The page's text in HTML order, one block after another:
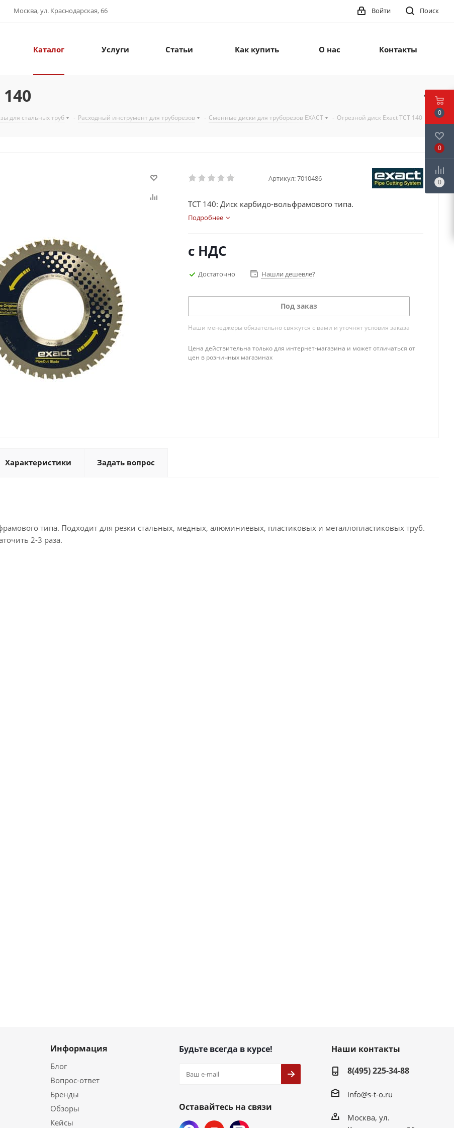
Москва, ул. Краснодарская, 66 Поиск
Войти
Каталог Услуги Статьи Как купить О нас Контакты
для стальных труб - Расходный инструмент для труборезов - Сменные диски для труборезов EXACT - Отрезной диск Exact TCT 140
Артикул:7010486
TCT 140: Диск карбидо-вольфрамового типа.
Подробнее
с НДС
Достаточно Нашли дешевле?
Под заказ
Наши менеджеры обязательно свяжутся с вами и уточнят условия заказа
Цена действительна только для интернет-магазина и может отличаться от
цен в розничных магазинах
Характеристики Задать вопрос
типа. Подходит для резки стальных, медных, алюминиевых, пластиковых и металлопластиковых труб.
2-3 раза.
Информация
Блог
Вопрос-ответ
Бренды
Обзоры
Кейсы
Будьте всегда в курсе!
Оставайтесь на связи
Наши контакты
8(495) 225-34-88
info@s-t-o.ru
Москва, ул.
0
0
0